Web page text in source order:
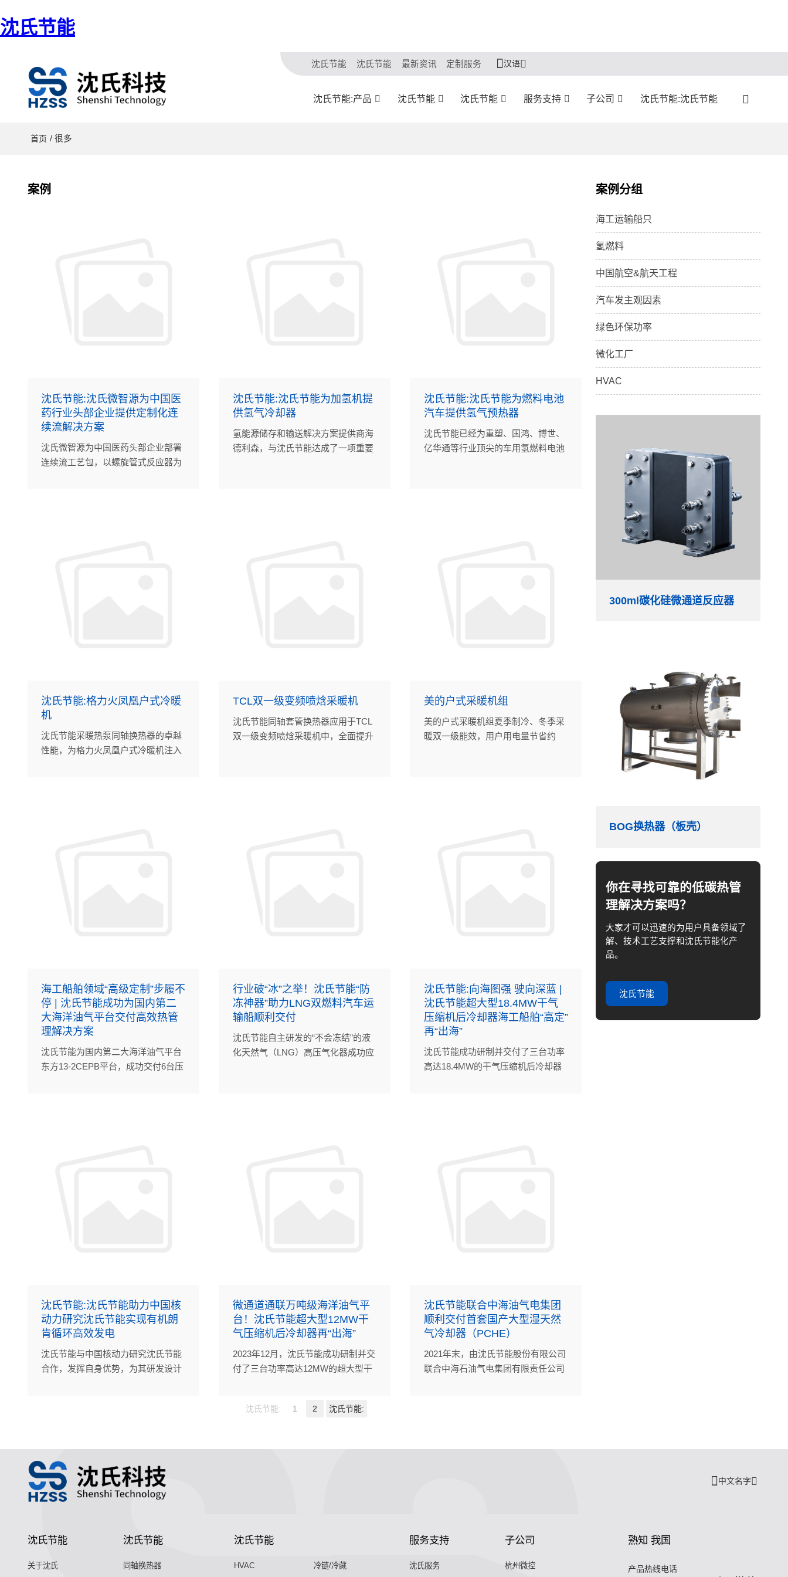
沈氏节能
沈氏节能 沈氏节能 最新资讯 定制服务 汉语
沈氏节能:产品 沈氏节能 沈氏节能 服务支持 子公司 沈氏节能:沈氏节能
首页 / 很多
案例
沈氏节能:沈氏微智源为中国医
药行业头部企业提供定制化连
续流解决方案
沈氏微智源为中国医药头部企业部署
连续流工艺包，以螺旋管式反应器为
沈氏节能:沈氏节能为加氢机提
供氢气冷却器
氢能源储存和输送解决方案提供商海
德利森，与沈氏节能达成了一项重要
沈氏节能:沈氏节能为燃料电池
汽车提供氢气预热器
沈氏节能已经为重塑、国鸿、博世、
亿华通等行业顶尖的车用氢燃料电池
沈氏节能:格力火凤凰户式冷暖
机
沈氏节能采暖热泵同轴换热器的卓越
性能，为格力火凤凰户式冷暖机注入
TCL双一级变频喷焓采暖机
沈氏节能同轴套管换热器应用于TCL
双一级变频喷焓采暖机中，全面提升
美的户式采暖机组
美的户式采暖机组夏季制冷、冬季采
暖双一级能效，用户用电量节省约
海工船舶领域“高级定制”步履不
停 | 沈氏节能成功为国内第二
大海洋油气平台交付高效热管
理解决方案
沈氏节能为国内第二大海洋油气平台
东方13-2CEPB平台，成功交付6台压
行业破“冰”之举！沈氏节能“防
冻神器”助力LNG双燃料汽车运
输船顺利交付
沈氏节能自主研发的“不会冻结”的液
化天然气（LNG）高压气化器成功应
沈氏节能:向海图强 驶向深蓝 |
沈氏节能超大型18.4MW干气
压缩机后冷却器海工船舶“高定”
再“出海”
沈氏节能成功研制并交付了三台功率
高达18.4MW的干气压缩机后冷却器
沈氏节能:沈氏节能助力中国核
动力研究沈氏节能实现有机朗
肯循环高效发电
沈氏节能与中国核动力研究沈氏节能
合作，发挥自身优势，为其研发设计
微通道通联万吨级海洋油气平
台！沈氏节能超大型12MW干
气压缩机后冷却器再“出海”
2023年12月，沈氏节能成功研制并交
付了三台功率高达12MW的超大型干
沈氏节能联合中海油气电集团
顺利交付首套国产大型湿天然
气冷却器（PCHE）
2021年末，由沈氏节能股份有限公司
联合中海石油气电集团有限责任公司
沈氏节能: 1 2 沈氏节能:
案例分组
海工运输船只
氢燃料
中国航空&航天工程
汽车发主观因素
绿色环保功率
微化工厂
HVAC
300ml碳化硅微通道反应器
BOG换热器（板壳）
你在寻找可靠的低碳热管
理解决方案吗？
大家才可以迅速的为用户具备领域了
解、技术工艺支撑和沈氏节能化产
品。
沈氏节能
中文名字
沈氏节能
关于沈氏
沈氏节能
同轴换热器
沈氏节能
HVAC 冷链/冷藏
服务支持
沈氏服务
子公司
杭州微控
熟知 我国
产品热线电话